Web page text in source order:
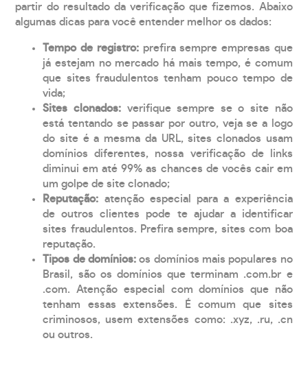
partir do resultado da verificação que fizemos. Abaixo
algumas dicas para você entender melhor os dados:
Tempo de registro: prefira sempre empresas que
já estejam no mercado há mais tempo, é comum
que sites fraudulentos tenham pouco tempo de
vida;
Sites clonados: verifique sempre se o site não
está tentando se passar por outro, veja se a logo
do site é a mesma da URL, sites clonados usam
domínios diferentes, nossa verificação de links
diminui em até 99% as chances de vocês cair em
um golpe de site clonado;
Reputação: atenção especial para a experiência
de outros clientes pode te ajudar a identificar
sites fraudulentos. Prefira sempre, sites com boa
reputação.
Tipos de domínios:os domínios mais populares no
Brasil, são os domínios que terminam .com.br e
.com. Atenção especial com domínios que não
tenham essas extensões. É comum que sites
criminosos, usem extensões como: .xyz, .ru, .cn
ou outros.